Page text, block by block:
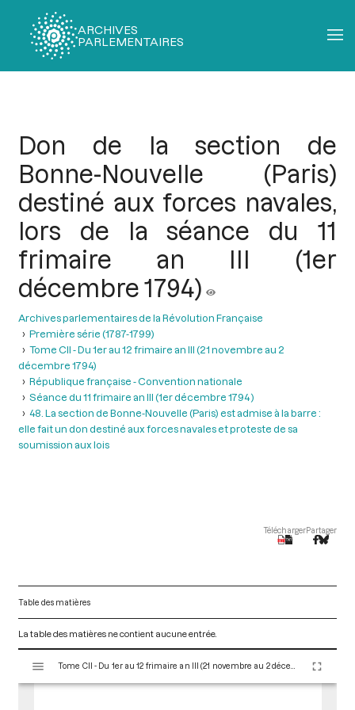
ARCHIVES
PARLEMENTAIRES
Don de la section de
Bonne-Nouvelle (Paris)
destiné aux forces navales,
lors de la séance du 11
frimaire an III (1er
décembre 1794)
Archives parlementaires de la Révolution Française
Première série (1787-1799)
Tome CII - Du 1er au 12 frimaire an III (21 novembre au 2
décembre 1794)
République française - Convention nationale
Séance du 11 frimaire an III (1er décembre 1794 )
48. La section de Bonne-Nouvelle (Paris) est admise à la barre :
elle fait un don destiné aux forces navales et proteste de sa
soumission aux lois
TéléchargerPartager
Table des matières
La table des matières ne contient aucune entrée.
s